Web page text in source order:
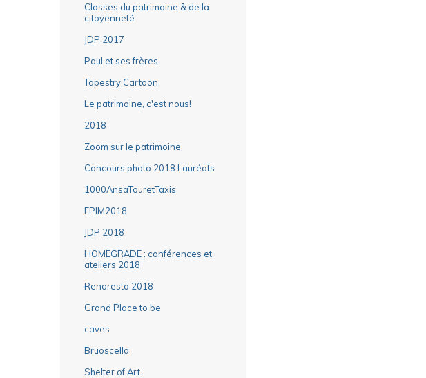
Classes du patrimoine & de la
citoyenneté
JDP 2017
Paul et ses frères
Tapestry Cartoon
Le patrimoine, c'est nous!
2018
Zoom sur le patrimoine
Concours photo 2018 Lauréats
1000AnsaTouretTaxis
EPIM2018
JDP 2018
HOMEGRADE : conférences et
ateliers 2018
Renoresto 2018
Grand Place to be
caves
Bruoscella
Shelter of Art